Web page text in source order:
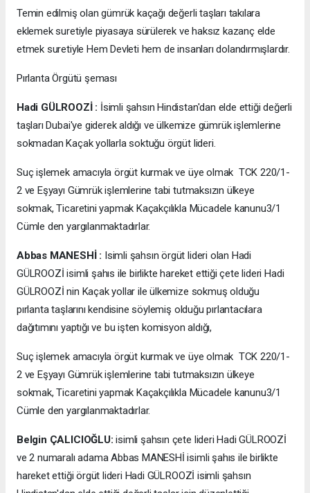
Temin edilmiş olan gümrük kaçağı değerli taşları takılara
eklemek suretiyle piyasaya sürülerek ve haksız kazanç elde
etmek suretiyle Hem Devleti hem de insanları dolandırmışlardır.
Pırlanta Örgütü şeması
Hadi GÜLROOZİ : İsimli şahsın Hindistan'dan elde ettiği değerli
taşları Dubai'ye giderek aldığı ve ülkemize gümrük işlemlerine
sokmadan Kaçak yollarla soktuğu örgüt lideri.
Suç işlemek amacıyla örgüt kurmak ve üye olmak TCK 220/1-
2 ve Eşyayı Gümrük işlemlerine tabi tutmaksızın ülkeye
sokmak, Ticaretini yapmak Kaçakçılıkla Mücadele kanunu3/1
Cümle den yargılanmaktadırlar.
Abbas MANESHİ : Isimli şahsın örgüt lideri olan Hadi
GÜLROOZİ isimli şahıs ile birlikte hareket ettiği çete lideri Hadi
GÜLROOZİ nin Kaçak yollar ile ülkemize sokmuş olduğu
pırlanta taşlarını kendisine söylemiş olduğu pırlantacılara
dağıtımını yaptığı ve bu işten komisyon aldığı,
Suç işlemek amacıyla örgüt kurmak ve üye olmak TCK 220/1-
2 ve Eşyayı Gümrük işlemlerine tabi tutmaksızın ülkeye
sokmak, Ticaretini yapmak Kaçakçılıkla Mücadele kanunu3/1
Cümle den yargılanmaktadırlar.
Belgin ÇALICIOĞLU: isimli şahsın çete lideri Hadi GÜLROOZİ
ve 2 numaralı adama Abbas MANESHİ isimli şahıs ile birlikte
hareket ettiği örgüt lideri Hadi GÜLROOZİ isimli şahsın